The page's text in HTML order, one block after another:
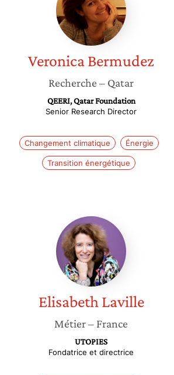
VeronicaBermudez
Recherche – Qatar
QEERI, Qatar Foundation
Senior Research Director
Changement climatique Énergie
Transition énergétique
Elisabeth
Laville
Elisabeth Laville
Métier– France
UTOPIES
Fondatrice et directrice